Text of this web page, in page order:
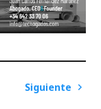
Siguiente